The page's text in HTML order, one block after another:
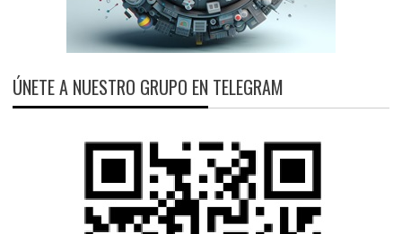
ÚNETE A NUESTRO GRUPO EN TELEGRAM